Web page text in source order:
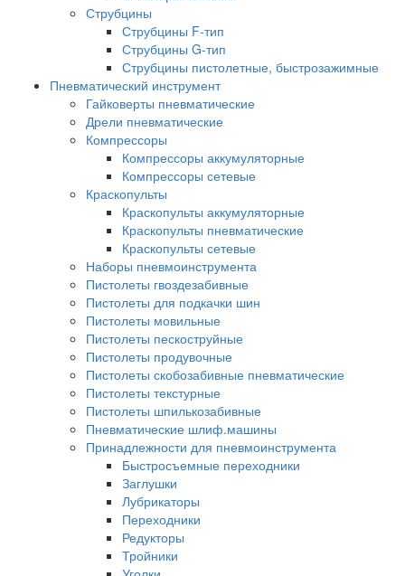
Струбцины
Струбцины F-тип
Струбцины G-тип
Струбцины пистолетные, быстрозажимные
Пневматический инструмент
Гайковерты пневматические
Дрели пневматические
Компрессоры
Компрессоры аккумуляторные
Компрессоры сетевые
Краскопульты
Краскопульты аккумуляторные
Краскопульты пневматические
Краскопульты сетевые
Наборы пневмоинструмента
Пистолеты гвоздезабивные
Пистолеты для подкачки шин
Пистолеты мовильные
Пистолеты пескоструйные
Пистолеты продувочные
Пистолеты скобозабивные пневматические
Пистолеты текстурные
Пистолеты шпилькозабивные
Пневматические шлиф.машины
Принадлежности для пневмоинструмента
Быстросъемные переходники
Заглушки
Лубрикаторы
Переходники
Редукторы
Тройники